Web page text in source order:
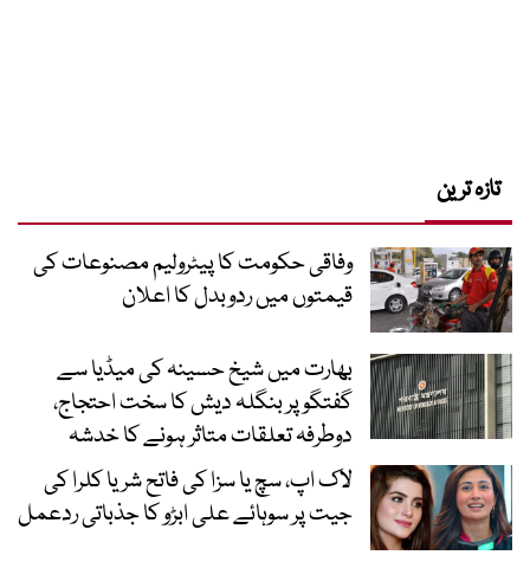
تازہ ترین
وفاقی حکومت کا پیٹرولیم مصنوعات کی
قیمتوں میں ردوبدل کا اعلان
بھارت میں شیخ حسینہ کی میڈیا سے
گفتگو پر بنگلہ دیش کا سخت احتجاج،
دوطرفہ تعلقات متاثر ہونے کا خدشہ
لاک اپ، سچ یا سزا کی فاتح شریا کلرا کی
جیت پر سوہائے علی ابڑو کا جذباتی ردعمل